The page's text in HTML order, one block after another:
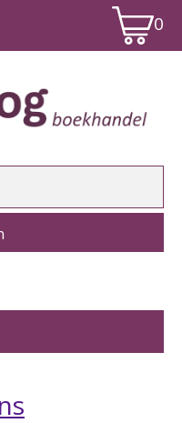
0
Winkelwagen:0